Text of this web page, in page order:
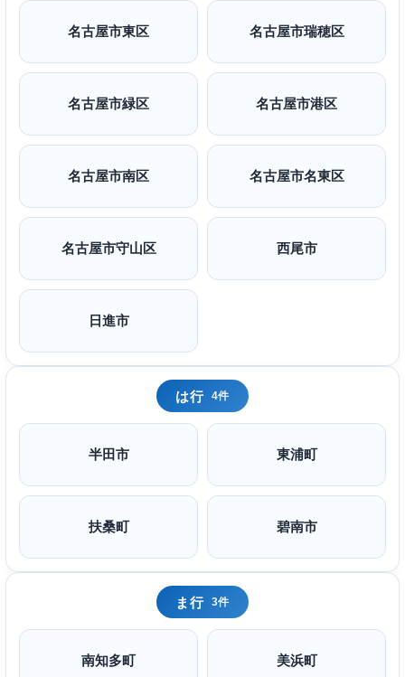
名古屋市東区 名古屋市瑞穂区
名古屋市緑区 名古屋市港区
名古屋市南区 名古屋市名東区
名古屋市守山区 西尾市
日進市
は行 4件
半田市 東浦町
扶桑町 碧南市
ま行 3件
南知多町 美浜町